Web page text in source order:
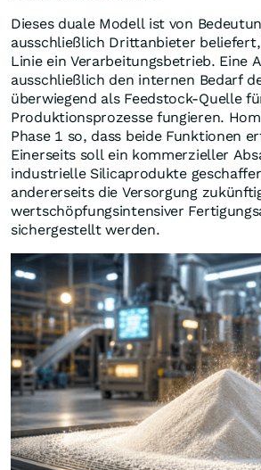
Dieses duale Modell ist von
ausschließlich Drittanbieter
Linie ein Verarbeitungsbetrieb. Eine
ausschließlich den internen Bedarf
überwiegend als Feedstock-Quelle
Produktionsprozesse fungieren.
Phase 1 so, dass beide Funktionen
Einerseits soll ein kommerzieller
industrielle Silicaprodukte
andererseits die Versorgung
wertschöpfungsintensiver
sichergestellt werden.